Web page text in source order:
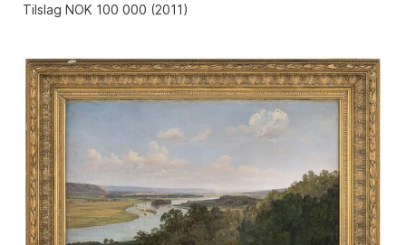
Tilslag NOK 100 000 (2011)